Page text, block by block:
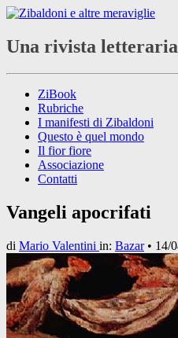
Una rivista
ZiBook
Rubriche
I manifesti di Zibaldoni
Questo è quel mondo
Il fior fiore
Associazione
Contatti
Vangeli apocrifati
di Mario Valentini in: Bazar• 14/